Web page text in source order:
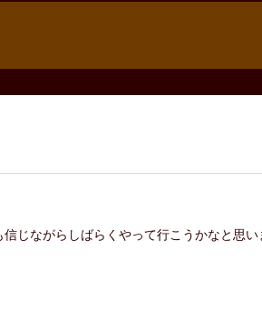
じながらしばらくやって行こうかなと思い